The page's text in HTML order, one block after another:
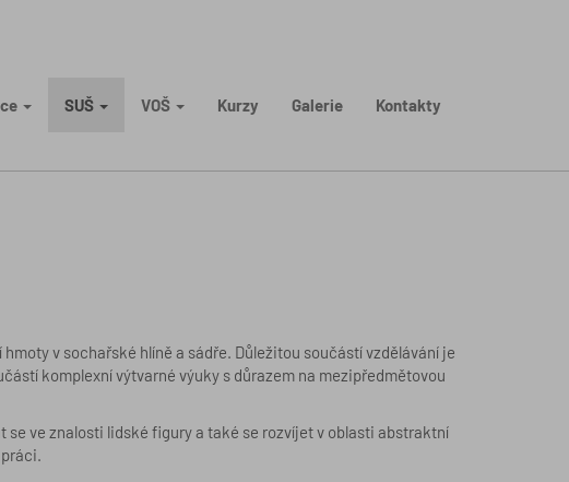
SUŠ VOŠ Kurzy Galerie Kontakty
v sochařské hlíně a sádře. Důležitou součástí vzdělávání je
komplexní výtvarné výuky s důrazem na mezipředmětovou
ve znalosti lidské figury a také se rozvíjet v oblasti abstraktní